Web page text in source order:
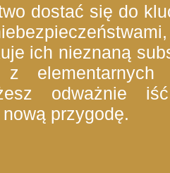
dostać się do
ich nieznaną
elementarnych
odważnie
przygodę.